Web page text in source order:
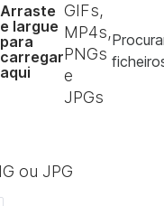
Arraste
e largue
para
carregar
aqui
GIFs,
MP4s,
PNGs
e
JPGs
ou JPG